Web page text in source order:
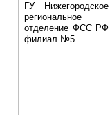
ГУ Нижегородское
региональное
отделение ФСС РФ
филиал №5